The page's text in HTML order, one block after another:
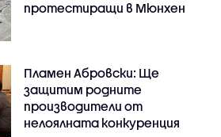
протестиращи в Мюнхен
Пламен Абровски: Ще
защитим родните
производители от
нелоялната конкуренция